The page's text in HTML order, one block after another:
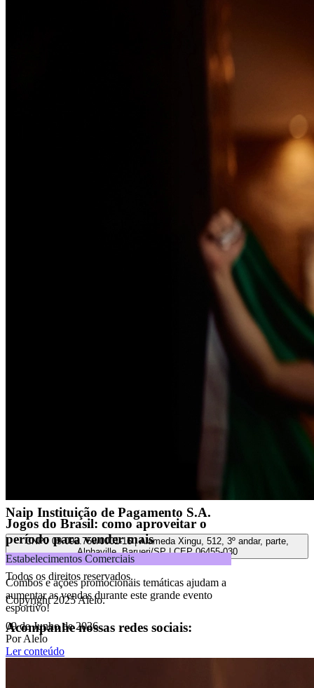
Jogos do Brasil: como aproveitar o
período para vender mais
Estabelecimentos Comerciais
Combos e ações promocionais temáticas ajudam a
aumentar as vendas durante este grande evento
esportivo!
09 de Junho de 2026
Por Alelo
Ler conteúdo
Código Corporativo de Conduta Ética
Política de Privacidade
Lei ECA Digital
Naip Instituição de Pagamento S.A.
CNPJ 09.092.759/0001-16 | Alameda Xingu, 512, 3º andar, parte,
Alphaville, Barueri/SP | CEP 06455-030
Todos os direitos reservados.
Copyright 2025 Alelo.
Acompanhe nossas redes sociais: